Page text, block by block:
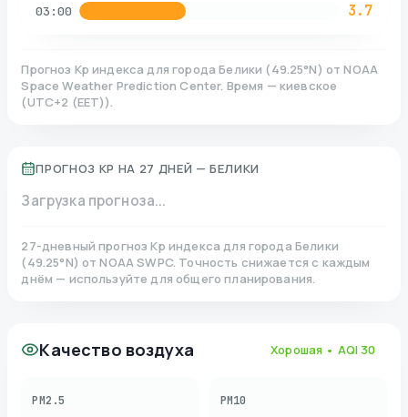
03:00 3.7
Прогноз Kp индекса для города Белики (49.25°N) от NOAA
Space Weather Prediction Center. Время — киевское
(UTC+2 (EET)).
ПРОГНОЗ KP НА 27 ДНЕЙ — БЕЛИКИ
Загрузка прогноза...
27-дневный прогноз Kp индекса для города Белики
(49.25°N)от NOAA SWPC. Точность снижается с каждым
днём — используйте для общего планирования.
Качество воздуха Хорошая • AQI 30
PM2.5 PM10